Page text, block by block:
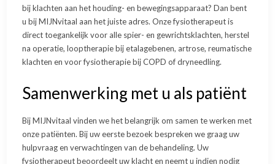
bij klachten aan het houding- en bewegingsapparaat? Dan bent
u bij MIJNvitaal aan het juiste adres. Onze fysiotherapeut is
direct toegankelijk voor alle spier- en gewrichtsklachten, herstel
na operatie, looptherapie bij etalagebenen, artrose, reumatische
klachten en voor fysiotherapie bij COPD of dryneedling.
Samenwerking met u als patiënt
Bij MIJNvitaal vinden we het belangrijk om samen te werken met
onze patiënten. Bij uw eerste bezoek bespreken we graag uw
hulpvraag en verwachtingen van de behandeling. Uw
fysiotherapeut beoordeelt uw klacht en neemt u indien nodig